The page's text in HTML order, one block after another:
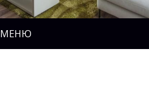
МЕНЮ